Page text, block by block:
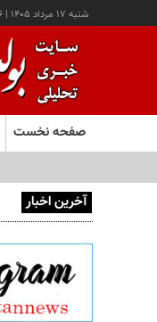
شنبه ۱۷ مرداد ۱۴۰۵ |
صفحه نخست
آخرین اخبار